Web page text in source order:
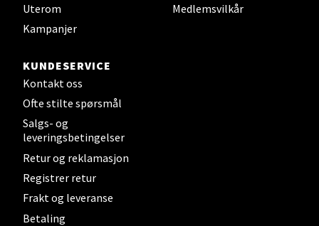
Uterom
Kampanjer
Medlemsvilkår
KUNDESERVICE
Kontakt oss
Ofte stilte spørsmål
Salgs- og
leveringsbetingelser
Retur og reklamasjon
Registrer retur
Frakt og leveranse
Betaling
Sartorvegen 12, 5353 Straume
Åpent i dag 10-21
Trondheim - Sirkus Shopping
Falkenborgveien 5, 7044 Trondheim
Åpent i dag 09-21